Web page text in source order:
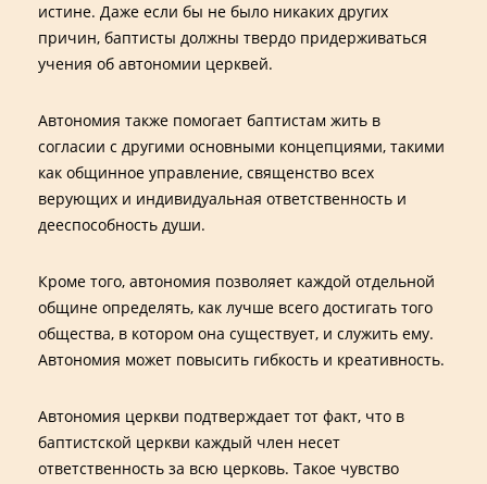
истине. Даже если бы не было никаких других
причин, баптисты должны твердо придерживаться
учения об автономии церквей.
Автономия также помогает баптистам жить в
согласии с другими основными концепциями, такими
как общинное управление, священство всех
верующих и индивидуальная ответственность и
дееспособность души.
Кроме того, автономия позволяет каждой отдельной
общине определять, как лучше всего достигать того
общества, в котором она существует, и служить ему.
Автономия может повысить гибкость и креативность.
Автономия церкви подтверждает тот факт, что в
баптистской церкви каждый член несет
ответственность за всю церковь. Такое чувство